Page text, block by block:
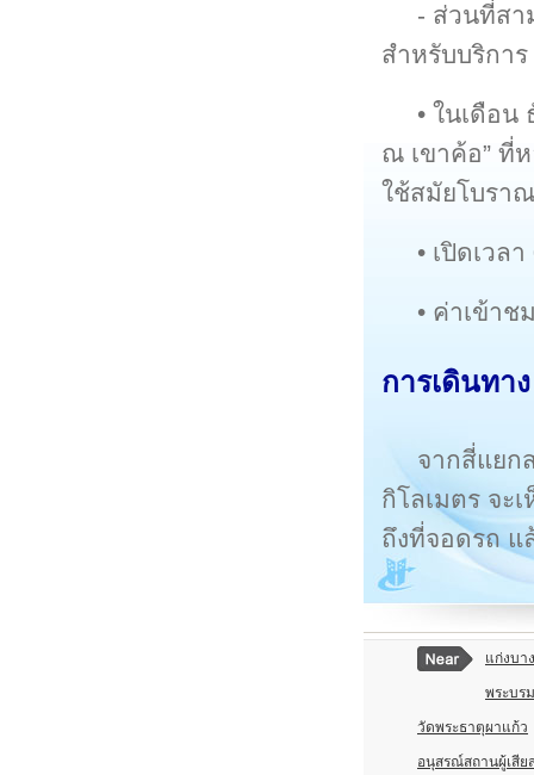
- ส่วนที่สา
สำหรับบริกา
• ในเดือ
ณ เขาค้อ” ที่
ใช้สมัยโบรา
• เปิดเวล
• ค่าเข้าช
การเดินทาง
จากสี่แยก
กิโลเมตร จะ
ถึงที่จอดรถ แ
แก่งบา
พระบร
วัดพระธาตุผาแก้ว
อนุสรณ์สถานผู้เสีย